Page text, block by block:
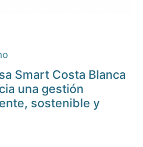
Smart Costa Blanca
una gestión
sostenible y